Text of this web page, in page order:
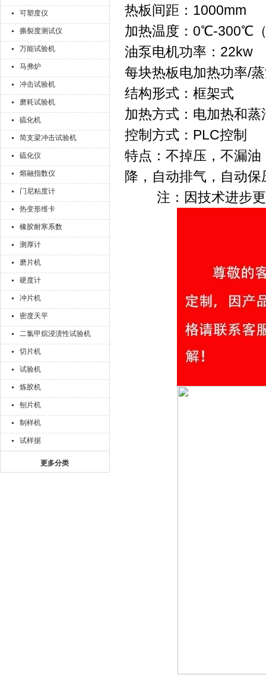
可塑度仪
撕裂度测试仪
万能试验机
马弗炉
冲击试验机
磨耗试验机
硫化机
简支梁冲击试验机
硫化仪
熔融指数仪
门尼粘度计
热变形维卡
橡胶耐寒系数
测厚计
磨片机
硬度计
冲片机
密度天平
二氯甲烷浸渍性试验机
切片机
试验机
炼胶机
刨片机
制样机
试样据
更多分类
热板间距：1000mm
加热温度：0℃-300℃
油泵电机功率：22kw
每块热板电加热功率/
结构形式：框架式
加热方式：电加热和蒸
控制方式：PLC控制
特点：不掉压，不漏
降，自动排气，自动保
注：因技术进步